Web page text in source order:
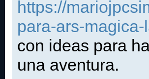
https://
para-ars-
con ideas para
una aventura.